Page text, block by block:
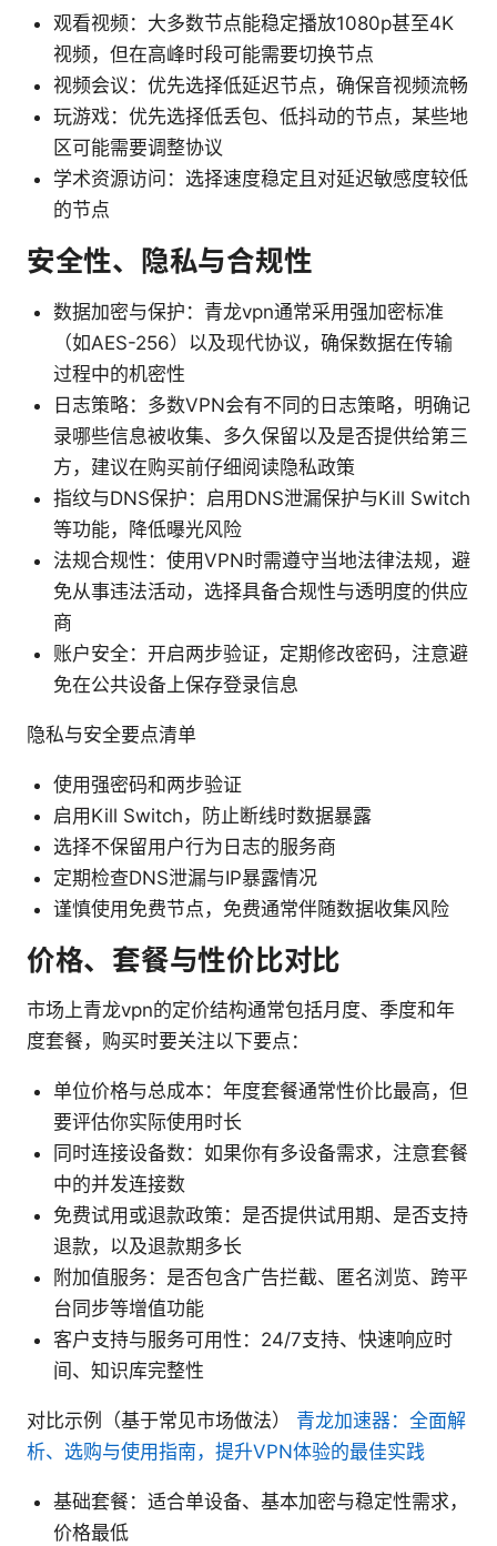
观看视频：大多数节点能稳定播放1080p甚至4K
视频，但在高峰时段可能需要切换节点
视频会议：优先选择低延迟节点，确保音视频流畅
玩游戏：优先选择低丢包、低抖动的节点，某些地
区可能需要调整协议
学术资源访问：选择速度稳定且对延迟敏感度较低
的节点
安全性、隐私与合规性
数据加密与保护：青龙vpn通常采用强加密标准
（如AES-256）以及现代协议，确保数据在传输
过程中的机密性
日志策略：多数VPN会有不同的日志策略，明确记
录哪些信息被收集、多久保留以及是否提供给第三
方，建议在购买前仔细阅读隐私政策
指纹与DNS保护：启用DNS泄漏保护与Kill Switch
等功能，降低曝光风险
法规合规性：使用VPN时需遵守当地法律法规，避
免从事违法活动，选择具备合规性与透明度的供应
商
账户安全：开启两步验证，定期修改密码，注意避
免在公共设备上保存登录信息
隐私与安全要点清单
使用强密码和两步验证
启用Kill Switch，防止断线时数据暴露
选择不保留用户行为日志的服务商
定期检查DNS泄漏与IP暴露情况
谨慎使用免费节点，免费通常伴随数据收集风险
价格、套餐与性价比对比
市场上青龙vpn的定价结构通常包括月度、季度和年
度套餐，购买时要关注以下要点：
单位价格与总成本：年度套餐通常性价比最高，但
要评估你实际使用时长
同时连接设备数：如果你有多设备需求，注意套餐
中的并发连接数
免费试用或退款政策：是否提供试用期、是否支持
退款，以及退款期多长
附加值服务：是否包含广告拦截、匿名浏览、跨平
台同步等增值功能
客户支持与服务可用性：24/7支持、快速响应时
间、知识库完整性
对比示例（基于常见市场做法） 青龙加速器：全面解
析、选购与使用指南，提升VPN体验的最佳实践
基础套餐：适合单设备、基本加密与稳定性需求，
价格最低